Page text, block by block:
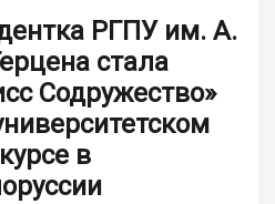
РГПУ им. А.
стала
Содружество»
в